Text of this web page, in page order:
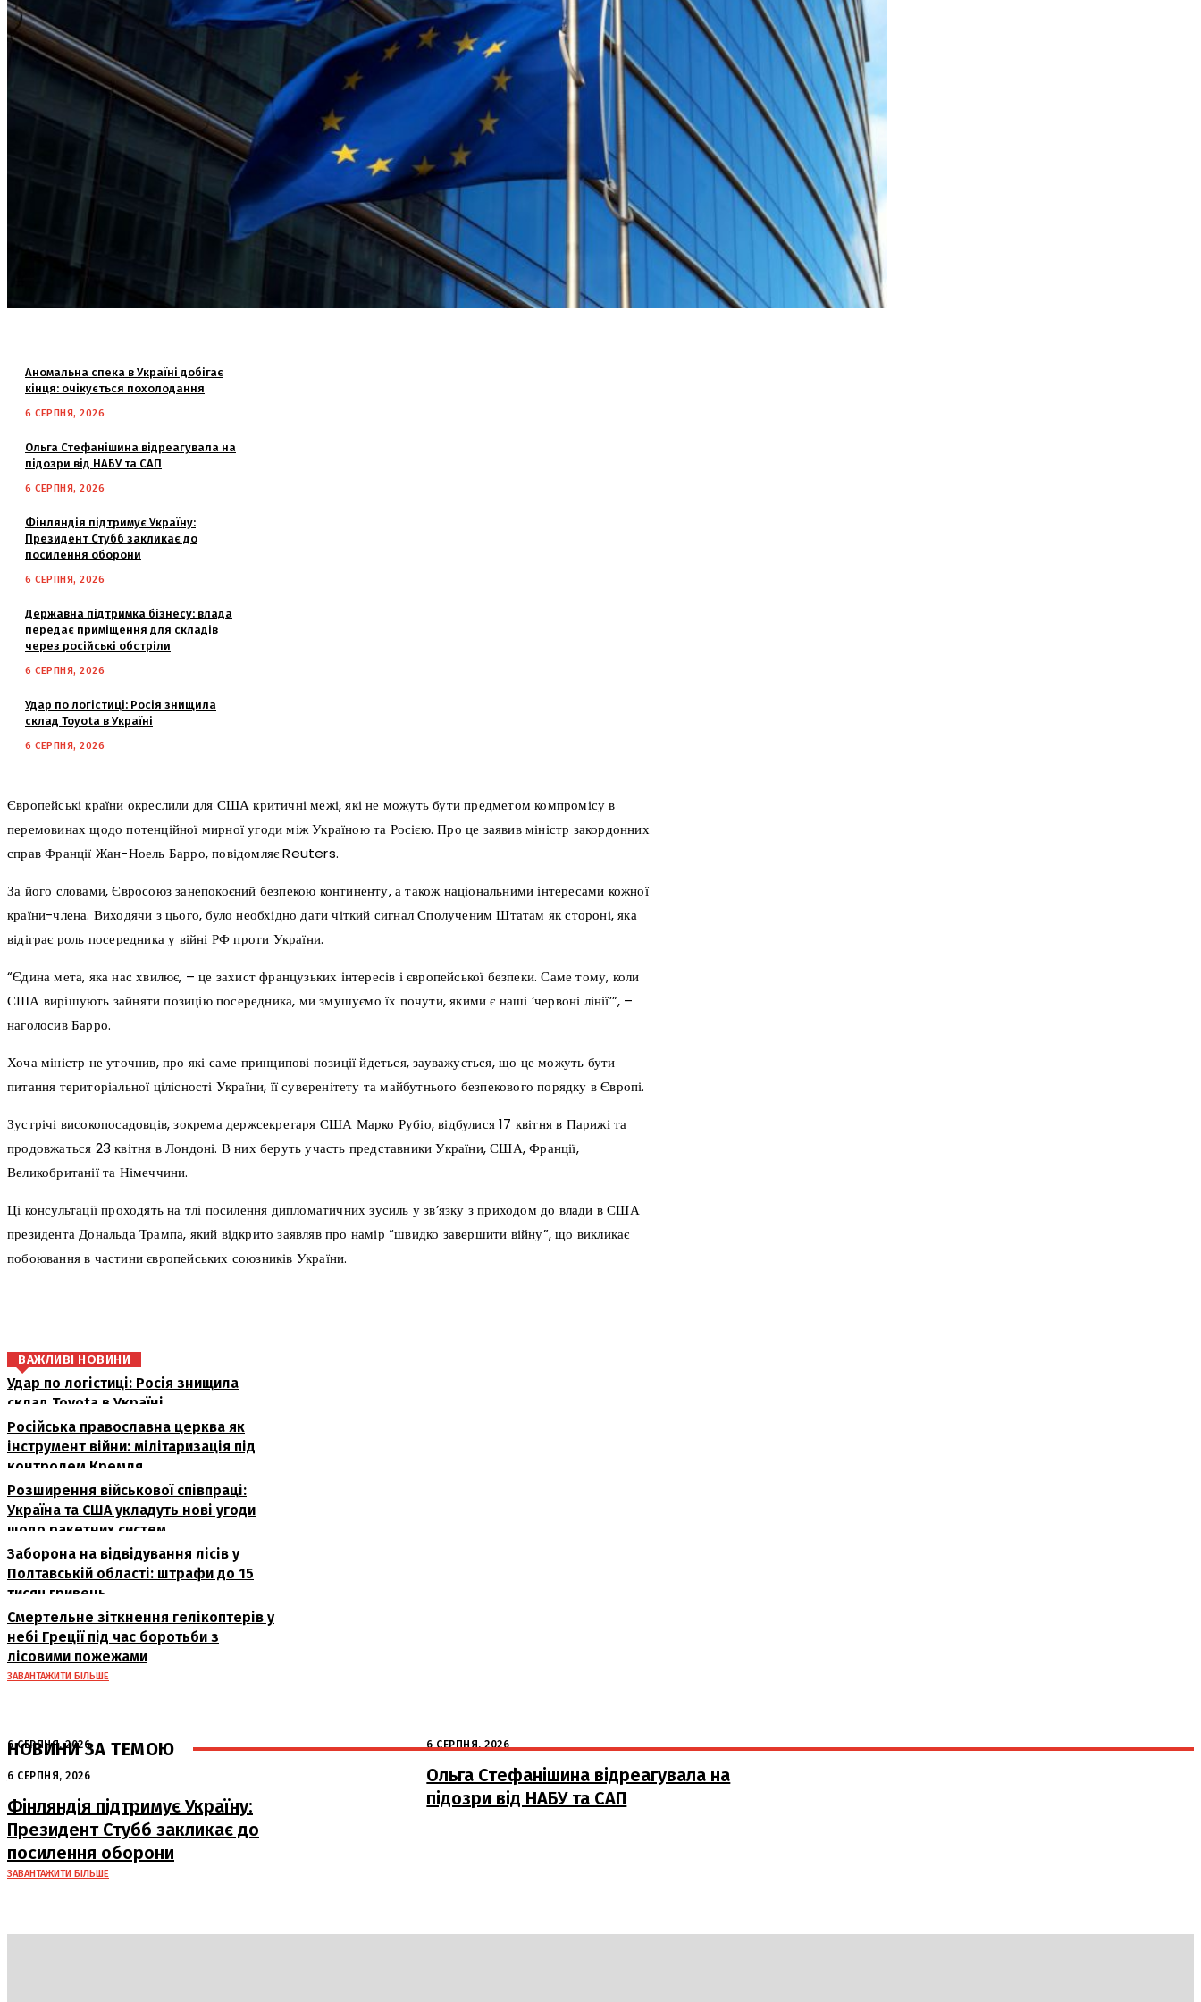
Аномальна спека в Україні добігає
кінця: очікується похолодання
6 СЕРПНЯ, 2026
Ольга Стефанішина відреагувала на
підозри від НАБУ та САП
6 СЕРПНЯ, 2026
Фінляндія підтримує Україну:
Президент Стубб закликає до
посилення оборони
6 СЕРПНЯ, 2026
Державна підтримка бізнесу: влада
передає приміщення для складів
через російські обстріли
6 СЕРПНЯ, 2026
Удар по логістиці: Росія знищила
склад Toyota в Україні
6 СЕРПНЯ, 2026
Європейські країни окреслили для США критичні межі, які не можуть бути предметом компромісу в
перемовинах щодо потенційної мирної угоди між Україною та Росією. Про це заявив міністр закордонних
справ Франції Жан-Ноель Барро, повідомляє Reuters.
За його словами, Євросоюз занепокоєний безпекою континенту, а також національними інтересами кожної
країни-члена. Виходячи з цього, було необхідно дати чіткий сигнал Сполученим Штатам як стороні, яка
відіграє роль посередника у війні РФ проти України.
“Єдина мета, яка нас хвилює, – це захист французьких інтересів і європейської безпеки. Саме тому, коли
США вирішують зайняти позицію посередника, ми змушуємо їх почути, якими є наші ‘червоні лінії’”, –
наголосив Барро.
Хоча міністр не уточнив, про які саме принципові позиції йдеться, зауважується, що це можуть бути
питання територіальної цілісності України, її суверенітету та майбутнього безпекового порядку в Європі.
Зустрічі високопосадовців, зокрема держсекретаря США Марко Рубіо, відбулися 17 квітня в Парижі та
продовжаться 23 квітня в Лондоні. В них беруть участь представники України, США, Франції,
Великобританії та Німеччини.
Ці консультації проходять на тлі посилення дипломатичних зусиль у зв’язку з приходом до влади в США
президента Дональда Трампа, який відкрито заявляв про намір “швидко завершити війну”, що викликає
побоювання в частини європейських союзників України.
ВАЖЛИВІ НОВИНИ
Удар по логістиці: Росія знищила
склад Toyota в Україні
Російська православна церква як
інструмент війни: мілітаризація під
контролем Кремля
Розширення військової співпраці:
Україна та США укладуть нові угоди
щодо ракетних систем
Заборона на відвідування лісів у
Полтавській області: штрафи до 15
тисяч гривень
Смертельне зіткнення гелікоптерів у
небі Греції під час боротьби з
лісовими пожежами
ЗАВАНТАЖИТИ БІЛЬШЕ
НОВИНИ ЗА ТЕМОЮ
6 СЕРПНЯ, 2026
Аномальна спека в Україні добігає
кінця: очікується похолодання
6 СЕРПНЯ, 2026
Ольга Стефанішина відреагувала на
підозри від НАБУ та САП
6 СЕРПНЯ, 2026
Фінляндія підтримує Україну:
Президент Стубб закликає до
посилення оборони
ЗАВАНТАЖИТИ БІЛЬШЕ